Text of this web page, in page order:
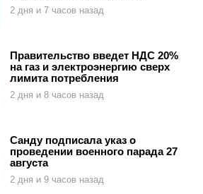
2 дня и 7 часов назад
Правительство введет НДС 20%
на газ и электроэнергию сверх
лимита потребления
2 дня и 8 часов назад
Санду подписала указ о
проведении военного парада 27
августа
2 дня и 9 часов назад